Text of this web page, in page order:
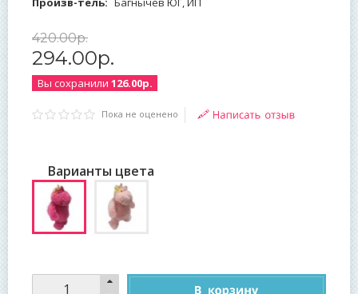
420.00р.
294.00р.
Вы сохранили 126.00р.
Пока не оценено
Варианты цвета